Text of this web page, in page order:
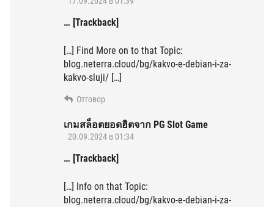
… [Trackback]
[…] Find More on to that Topic:
blog.neterra.cloud/bg/kakvo-e-debian-i-za-
kakvo-sluji/ […]
Отговор
เกมสล็อตยอดฮิตจาก PG Slot Game
20.09.2024 в 01:34
… [Trackback]
[…] Info on that Topic:
blog.neterra.cloud/bg/kakvo-e-debian-i-za-